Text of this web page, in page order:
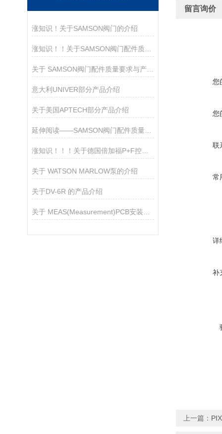
涨知识！关于SAMSON阀门的介绍
关于 SAMSON阀门配件质量要求与产品亮点
意大利UNIVER部分产品介绍
关于美国APTECH部分产品介绍
延伸阅读——SAMSON阀门配件质量要求与产品亮点
涨知识！！！关于德国倍加福P+F控制器的介绍
关于 WATSON MARLOW泵的介绍
关于DV-6R 的产品介绍
留言询价
您
您
联
常
详
补
上一篇：